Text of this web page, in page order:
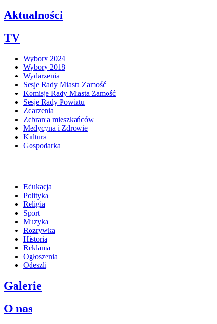
Aktualności
TV
Wybory 2024
Wybory 2018
Wydarzenia
Sesje Rady Miasta Zamość
Komisje Rady Miasta Zamość
Sesje Rady Powiatu
Zdarzenia
Zebrania mieszkańców
Medycyna i Zdrowie
Kultura
Gospodarka
Edukacja
Polityka
Religia
Sport
Muzyka
Rozrywka
Historia
Reklama
Ogłoszenia
Odeszli
Galerie
O nas